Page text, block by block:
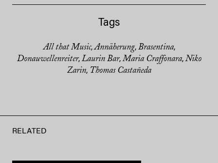
Tags
All that Music,Annäherung, Brasentina,
Donauwellenreiter, Laurin Bar, Maria Craffonara,Niko
Zarin, Thomas Castañeda
RELATED